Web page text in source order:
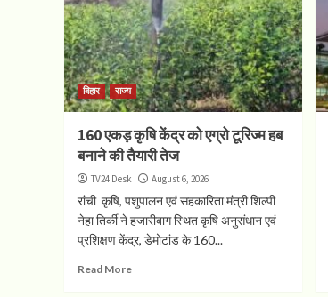
बिहार राज्य
160 एकड़ कृषि केंद्र को एग्रो टूरिज्म हब
बनाने की तैयारी तेज
TV24 Desk August 6, 2026
रांची कृषि, पशुपालन एवं सहकारिता मंत्री शिल्पी
नेहा तिर्की ने हजारीबाग स्थित कृषि अनुसंधान एवं
प्रशिक्षण केंद्र, डेमोटांड के 160...
Read More